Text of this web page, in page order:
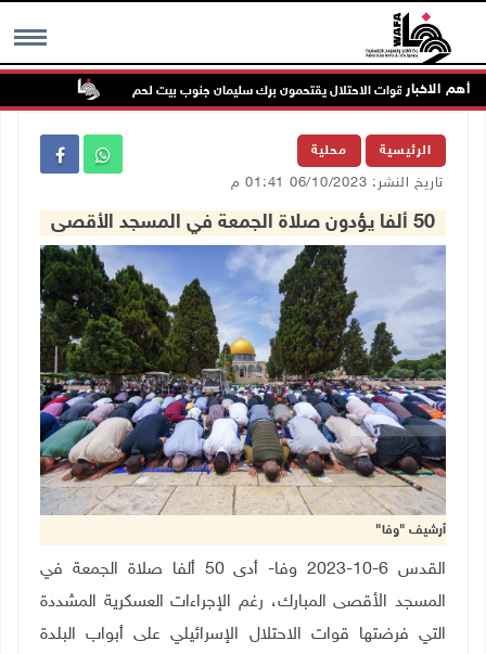
MENU أهم الاخبار
بحماية قوات الاحتلال يقتحمون برك سليمان جنوب بيت لحم
الرئيسية محلية
تاريخ النشر: 06/10/2023 01:41 م
50 ألفا يؤدون صلاة الجمعة في المسجد الأقصى
أرشيف "وفا"
القدس 6-10-2023 وفا- أدى 50 ألفا صلاة الجمعة في
المسجد الأقصى المبارك، رغم الإجراءات العسكرية المشددة
التي فرضتها قوات الاحتلال الإسرائيلي على أبواب البلدة